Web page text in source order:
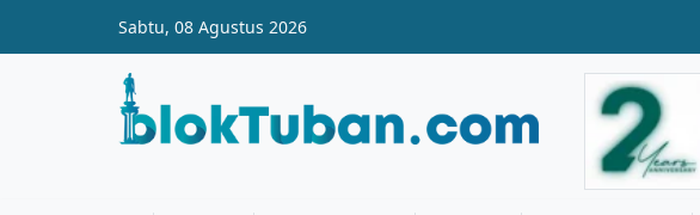
Sabtu, 08 Agustus 2026